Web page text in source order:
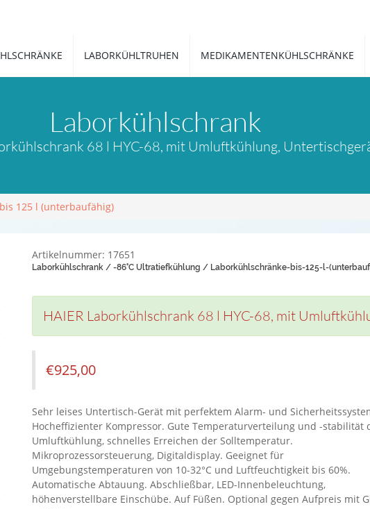
LABORKÜHLTRUHEN MEDIKAMENTENKÜHLSCHRÄNKE
Laborkühlschrank
68 l HYC-68, mit Umluftkühlung,
125 l (unterbaufähig)
Artikelnummer: 17651
Laborkühlschrank / -86°C Ultratiefkühlung / Laborkühlschränke-bis-125-l-
HAIER Laborkühlschrank 68 l HYC-68, mit
€925,00
Sehr leises Untertisch-Gerät mit perfektem Alarm- und
Hocheffizienter Kompressor. Gute Temperaturverteilung und -stabilität
Umluftkühlung, schnelles Erreichen der Solltemperatur.
Mikroprozessorsteuerung, Digitaldisplay. Geeignet für
Umgebungstemperaturen von 10-32°C und Luftfeuchtigkeit bis 60%.
Automatische Abtauung. Abschließbar, LED-Innenbeleuchtung,
höhenverstellbare Einschübe. Auf Füßen. Optional gegen Aufpreis mit